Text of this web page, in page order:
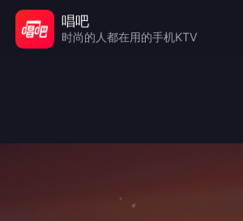
唱吧
时尚的人都在用的手机KTV